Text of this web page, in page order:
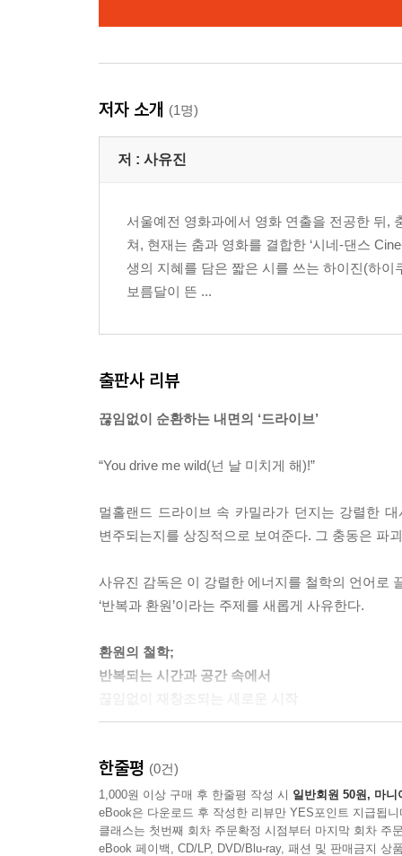
저자 소개 (1명)
저 : 사유진
서울예전 영화과에서 영화 연출을 전공한 뒤,
쳐, 현재는 춤과 영화를 결합한 ‘시네-댄스
생의 지혜를 담은 짧은 시를 쓰는 하이진(하
보름달이 뜬 ...
출판사 리뷰
끊임없이 순환하는 내면의 ‘드라이브’
“You drive me wild(넌 날 미치게 해)!”
멀홀랜드 드라이브 속 카밀라가 던지는 강렬한
변주되는지를 상징적으로 보여준다. 그 충동은 파
사유진 감독은 이 강렬한 에너지를 철학의 언어로
‘반복과 환원’이라는 주제를 새롭게 사유한다.
환원의 철학;
반복되는 시간과 공간 속에서
개념인 ‘환원의 철학’을 제시한다. 이는 저자가
일환으로 해석한다.
매일 돌을 굴려 산을 오르는 시지프스, 매번 독수
한줄평 (0건)
1,000원 이상 구매 후 한줄평 작성 시 일반회원 50원, 마니
eBook은 다운로드 후 작성한 리뷰만 YES포인트 지급됩니
클래스는 첫번째 회차 주문확정 시점부터 마지막 회차 주
eBook 페이백, CD/LP, DVD/Blu-ray, 패션 및 판매금지 상